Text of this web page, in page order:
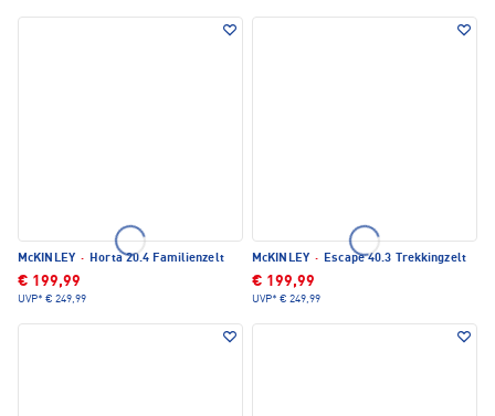
McKINLEY · Horta 20.4 Familienzelt
€ 199,99
UVP* € 249,99
McKINLEY · Escape 40.3 Trekkingzelt
€ 199,99
UVP* € 249,99